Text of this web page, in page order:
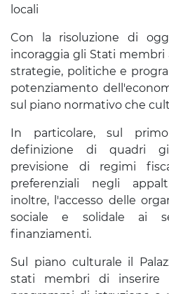
locali
Con la risoluzione di
incoraggia gli Stati
strategie, politiche e
potenziamento
sul piano normativo che
In particolare, sul
definizione di quadri
previsione di regimi
preferenziali negli
inoltre, l'accesso delle
sociale e solidale ai
finanziamenti.
Sul piano culturale il
stati membri di inserire